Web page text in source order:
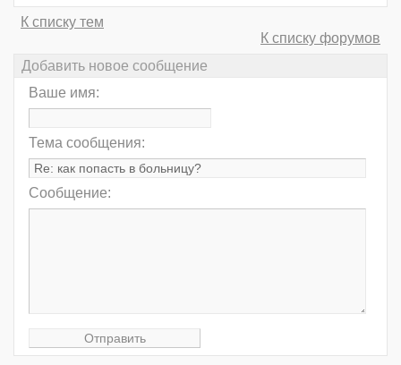
К списку тем
К списку форумов
Добавить новое сообщение
Ваше имя:
Тема сообщения:
Сообщение: